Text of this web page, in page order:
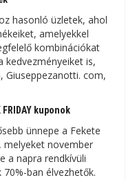
hasonló üzletek, ahol
amelyekkel
kombinációkat
is,
Giuseppezanotti. com,
FRIDAY kuponok
ünnepe a Fekete
melyeket november
a napra rendkívüli
ban élvezhetők.